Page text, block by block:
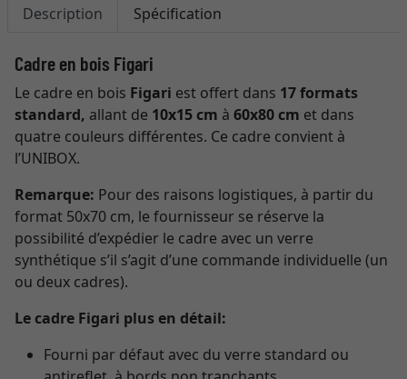
Description Spécification
Cadre en bois Figari
Le cadre en bois Figari est offert dans 17 formats
standard, allant de 10x15 cm à 60x80 cm et dans
quatre couleurs différentes. Ce cadre convient à
l’UNIBOX.
Remarque: Pour des raisons logistiques, à partir du
format 50x70 cm, le fournisseur se réserve la
possibilité d’expédier le cadre avec un verre
synthétique s’il s’agit d’une commande individuelle (un
ou deux cadres).
Le cadre Figari plus en détail:
Fourni par défaut avec du verre standard ou